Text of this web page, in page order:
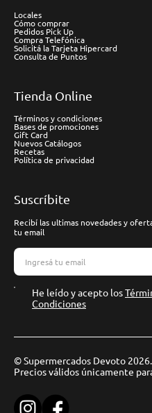
Locales
Cómo comprar
Pedidos Pick Up
Compra Telefónica
Solicitá la Tarjeta Hipercard
Consulta de Puntos
Tienda Online
Términos y condiciones
Bases de promociones
Gift Card
Nuevos Catálogos
Recetas
Política de privacidad
Suscríbite
Recibí las ultimas novedades y
tu email
He leído y acepto los
Condiciones
© Supermercados Devoto
Precios válidos únicamente